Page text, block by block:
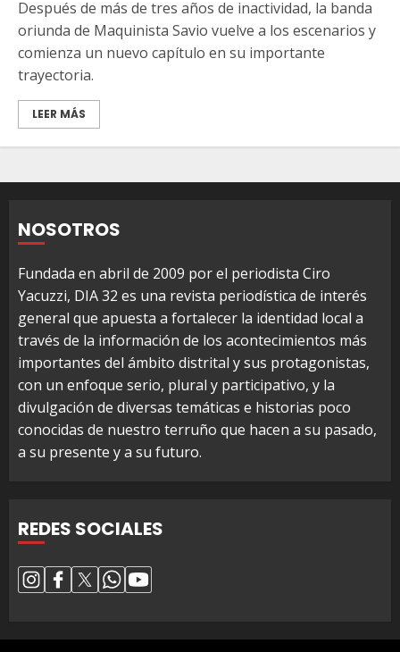
Después de más de tres años de inactividad, la banda
oriunda de Maquinista Savio vuelve a los escenarios y
comienza un nuevo capítulo en su importante
trayectoria.
LEER MÁS
NOSOTROS
Fundada en abril de 2009 por el periodista Ciro
Yacuzzi, DIA 32 es una revista periodística de interés
general que apuesta a fortalecer la identidad local a
través de la información de los acontecimientos más
importantes del ámbito distrital y sus protagonistas,
con un enfoque serio, plural y participativo, y la
divulgación de diversas temáticas e historias poco
conocidas de nuestro terruño que hacen a su pasado,
a su presente y a su futuro.
REDES SOCIALES